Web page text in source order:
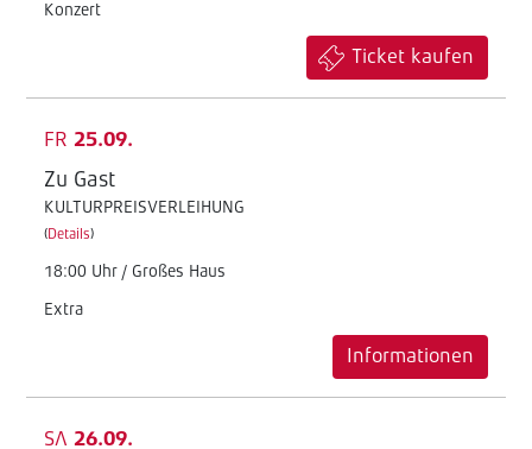
Konzert
Ticket kaufen
FR 25.09.
Zu Gast
KULTURPREISVERLEIHUNG
(Details)
18:00 Uhr / Großes Haus
Extra
Informationen
SA 26.09.